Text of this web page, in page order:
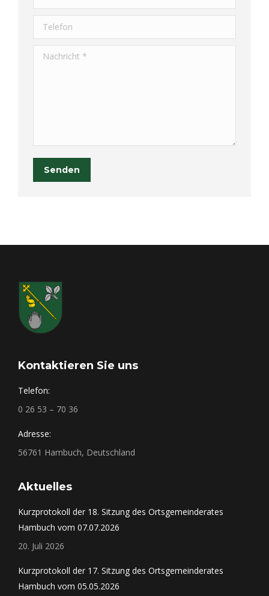
Telefon
Nachricht *
Senden
Kontaktieren Sie uns
Telefon:
0 26 53 – 70 36
Adresse:
56761 Hambuch, Deutschland
Aktuelles
Kurzprotokoll der 18. Sitzung des Ortsgemeinderates
Hambuch vom 07.07.2026
20. Juli 2026
Kurzprotokoll der 17. Sitzung des Ortsgemeinderates
Hambuch vom 05.05.2026